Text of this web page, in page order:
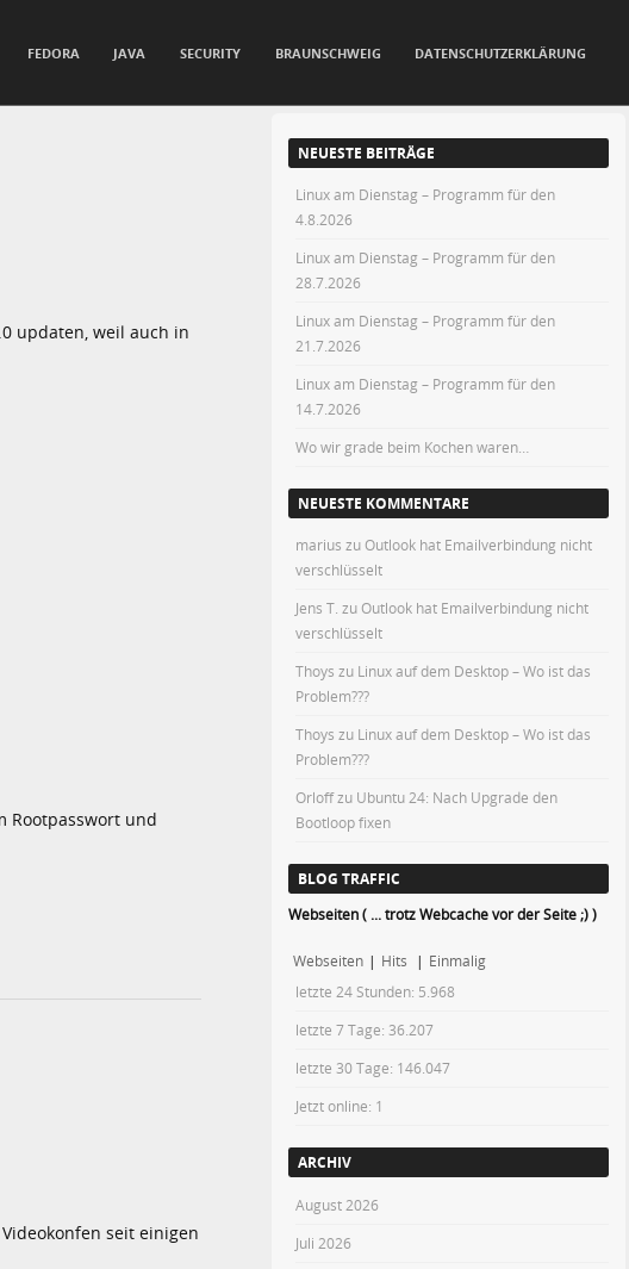
FEDORA JAVA SECURITY BRAUNSCHWEIG DATENSCHUTZERKLÄRUNG
updaten, weil auch in
Rootpasswort und
seit einigen
NEUESTE BEITRÄGE
Linux am Dienstag – Programm für den
4.8.2026
Linux am Dienstag – Programm für den
28.7.2026
Linux am Dienstag – Programm für den
21.7.2026
Linux am Dienstag – Programm für den
14.7.2026
Wo wir grade beim Kochen waren…
NEUESTE KOMMENTARE
marius zuOutlook hat Emailverbindung nicht
verschlüsselt
Jens T. zuOutlook hat Emailverbindung nicht
verschlüsselt
Thoys zu Linux auf dem Desktop – Wo ist das
Problem???
Thoys zu Linux auf dem Desktop – Wo ist das
Problem???
Orloffzu Ubuntu 24: Nach Upgrade den
Bootloop fixen
BLOG TRAFFIC
Webseiten ( ... trotz Webcache vor der Seite ;) )
Webseiten | Hits | Einmalig
letzte 24 Stunden: 5.968
letzte 7 Tage: 36.207
letzte 30 Tage: 146.047
Jetzt online: 1
ARCHIV
August 2026
Juli 2026